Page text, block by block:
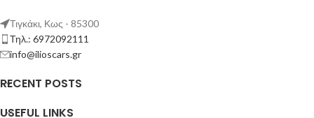
Τιγκάκι, Κως - 85300
Τηλ.: 6972092111
info@ilioscars.gr
RECENT POSTS
USEFUL LINKS